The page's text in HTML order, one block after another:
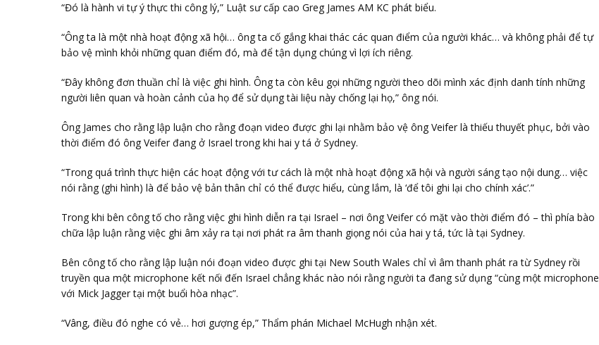
“Đó là hành vi tự ý thực thi công lý,” Luật sư cấp cao Greg James AM KC phát biểu.
“Ông ta là một nhà hoạt động xã hội… ông ta cố gắng khai thác các quan điểm của người khác… và không phải để tự
bảo vệ mình khỏi những quan điểm đó, mà để tận dụng chúng vì lợi ích riêng.
“Đây không đơn thuần chỉ là việc ghi hình. Ông ta còn kêu gọi những người theo dõi mình xác định danh tính những
người liên quan và hoàn cảnh của họ để sử dụng tài liệu này chống lại họ,” ông nói.
Ông James cho rằng lập luận cho rằng đoạn video được ghi lại nhằm bảo vệ ông Veifer là thiếu thuyết phục, bởi vào
thời điểm đó ông Veifer đang ở Israel trong khi hai y tá ở Sydney.
“Trong quá trình thực hiện các hoạt động với tư cách là một nhà hoạt động xã hội và người sáng tạo nội dung… việc
nói rằng (ghi hình) là để bảo vệ bản thân chỉ có thể được hiểu, cùng lắm, là ‘để tôi ghi lại cho chính xác’.”
Trong khi bên công tố cho rằng việc ghi hình diễn ra tại Israel – nơi ông Veifer có mặt vào thời điểm đó – thì phía bào
chữa lập luận rằng việc ghi âm xảy ra tại nơi phát ra âm thanh giọng nói của hai y tá, tức là tại Sydney.
Bên công tố cho rằng lập luận nói đoạn video được ghi tại New South Wales chỉ vì âm thanh phát ra từ Sydney rồi
truyền qua một microphone kết nối đến Israel chẳng khác nào nói rằng người ta đang sử dụng “cùng một microphone
với Mick Jagger tại một buổi hòa nhạc”.
“Vâng, điều đó nghe có vẻ… hơi gượng ép,” Thẩm phán Michael McHugh nhận xét.